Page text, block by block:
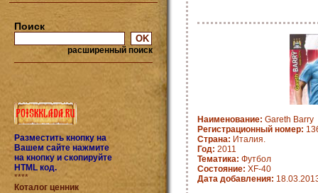
Поиск
расширенный поиск
Разместить кнопку на
Вашем сайте нажмите
на кнопку и скопируйте
HTML код.
****
Коталог ценник
Наименование: Gareth Barry
Регистрационный номер:
Страна: Италия.
Год: 2011
Тематика: Футбол
Состояние: XF-40
Дата добавления: